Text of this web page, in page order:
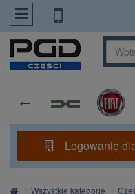
PrzejdzDoTresci
Logowanie
StronaWszystkie kategorie